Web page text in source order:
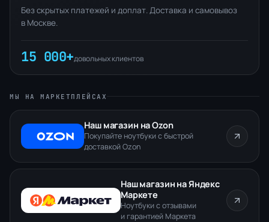
Без скрытых платежей и доплат. Доставка и самовывоз
в Москве.
15 000+довольных клиентов
МЫ НА МАРКЕТПЛЕЙСАХ
Наш магазин на Ozon
Покупайте ноутбуки с быстрой
доставкой Ozon
Наш магазин на Яндекс
Маркете
Ноутбуки с отзывами
и гарантией Маркета